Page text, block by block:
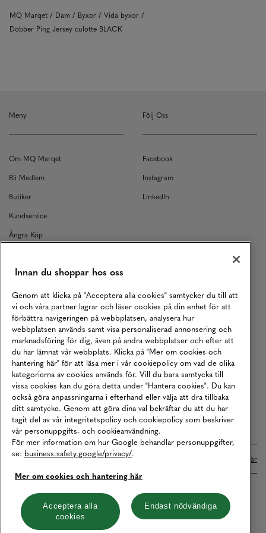
MQ Marqet Dam Byxor
Vida byxor
Dobber Ping Jersey culotte BLACK
Meny
Om MQ Marqet
Bli Medlem
Butiker
Kundservice
Ångra Köp
Returer
Köpvillkor
Karriär
Vårt Ansvar
Våra Tjänster
Press
Studentrabatt
B2B
Tillgänglighetsredogörelse
Följ Oss
Facebook
Instagram
LinkedIn
Betalningar online sköts i samarbete med Klarna. Läs mer här
Cookies Integritetspolicy
Hantera cookies
Innan du shoppar hos oss
Genom att klicka på "Acceptera alla cookies" samtycker du till att
vi och våra partner lagrar och läser cookies på din enhet för att
förbättra navigeringen på webbplatsen, analysera hur
webbplatsen används samt visa personaliserad annonsering och
marknadsföring för dig, även på andra webbplatser och efter att
du har lämnat vår webbplats. Klicka på "Mer om cookies och
hantering här" för att läsa mer i vår cookiepolicy om vad de olika
kategorierna av cookies används för. Vill du bara samtycka till
vissa cookies kan du göra detta under "Hantera cookies". Du kan
också göra anpassningarna i efterhand eller välja att dra tillbaka
ditt samtycke. Genom att göra dina val bekräftar du att du har
tagit del av vår integritetspolicy och cookiepolicy som beskriver
vår personuppgifts- och cookieanvändning.
För mer information om hur Google behandlar personuppgifter,
se: business.safety.google/privacy/.
Mer om cookies och hantering här
Acceptera alla
cookies
Endast nödvändiga